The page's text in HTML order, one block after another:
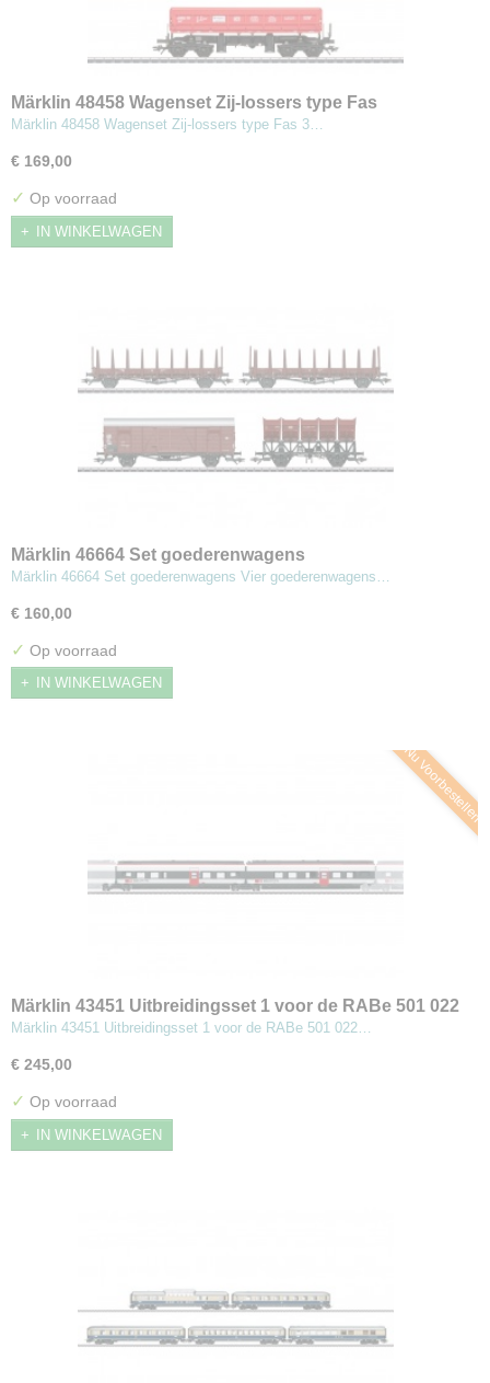
Märklin 48458 Wagenset Zij-lossers type Fas
Märklin 48458 Wagenset Zij-lossers type Fas 3…
€ 169,00
✓ Op voorraad
IN WINKELWAGEN
Märklin 46664 Set goederenwagens
Märklin 46664 Set goederenwagens Vier goederenwagens…
€ 160,00
✓ Op voorraad
IN WINKELWAGEN
Nu Voorbestellen
Märklin 43451 Uitbreidingsset 1 voor de RABe 501 022
Giruno
Märklin 43451 Uitbreidingsset 1 voor de RABe 501 022…
€ 245,00
✓ Op voorraad
IN WINKELWAGEN